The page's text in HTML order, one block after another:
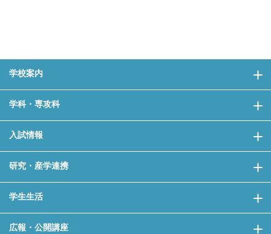
学校案内
学科・専攻科
入試情報
研究・産学連携
学生生活
広報・公開講座